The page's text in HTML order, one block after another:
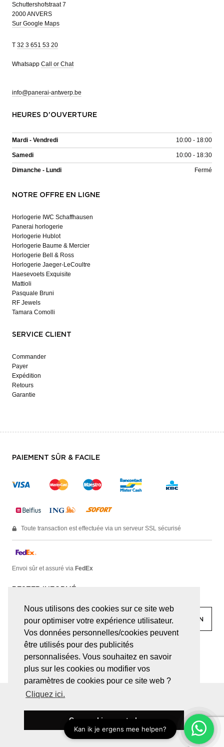
Nous utilisons des cookies sur ce site web
pour optimiser votre expérience utilisateur.
Vos données personnelles/cookies peuvent
être utilisés pour des publicités
personnalisées. Vous souhaitez en savoir
plus sur les cookies ou modifier vos
paramètres de cookies pour ce site web ?
Cliquez ici.
Ces cookies sont ok
Schuttershofstraat 7
2000 ANVERS
Sur Google Maps
T 32 3 651 53 20
Whatsapp Call or Chat
info@panerai-antwerp.be
HEURES D'OUVERTURE
Mardi - Vendredi 10:00 - 18:00
Samedi 10:00 - 18:30
Dimanche - Lundi Fermé
NOTRE OFFRE EN LIGNE
Horlogerie IWC Schaffhausen
Panerai horlogerie
Horlogerie Hublot
Horlogerie Baume & Mercier
Horlogerie Bell & Ross
Horlogerie Jaeger-LeCoultre
Haesevoets Exquisite
Mattioli
Pasquale Bruni
RF Jewels
Tamara Comolli
SERVICE CLIENT
Commander
Payer
Expédition
Retours
Garantie
PAIEMENT SÛR & FACILE
Toute transaction est effectuée via un serveur SSL sécurisé
Envoi sûr et assuré via FedEx
RESTER INFORMÉ
facebook linkedin
SITE PAR